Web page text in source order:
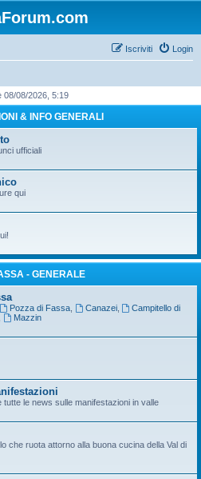
Login
Iscriviti
08/08/2026, 5:19
& INFO GENERALI
ufficiali
qui
- GENERALE
Pozza di Fassa, Canazei,
Campitello di
Mazzin
tutte le news sulle manifestazioni in valle
che ruota attorno alla buona cucina della Val di